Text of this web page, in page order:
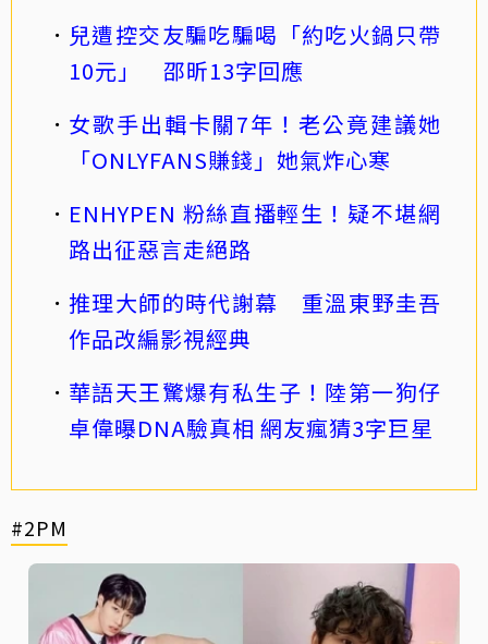
兒遭控交友騙吃騙喝「約吃火鍋只帶
10元」 邵昕13字回應
女歌手出輯卡關7年！老公竟建議她
「ONLYFANS賺錢」她氣炸心寒
ENHYPEN 粉絲直播輕生！疑不堪網
路出征惡言走絕路
推理大師的時代謝幕 重溫東野圭吾
作品改編影視經典
華語天王驚爆有私生子！陸第一狗仔
卓偉曝DNA驗真相 網友瘋猜3字巨星
#2PM